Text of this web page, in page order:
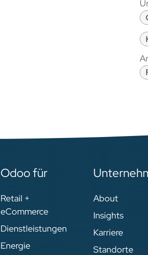
Odoo für
Retail +
eCommerce
Dienstleistungen
Energie
About
Insights
Karriere
Standorte